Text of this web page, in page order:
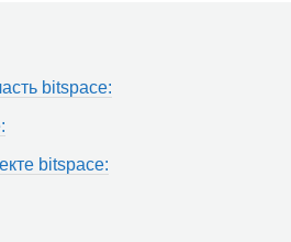
bitspace:
bitspace: